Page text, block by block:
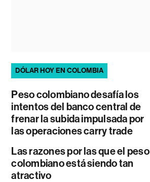
DÓLAR HOY EN COLOMBIA
Peso colombiano desafía los
intentos del banco central de
frenar la subida impulsada por
las operaciones carry trade
Las razones por las que el peso
colombiano está siendo tan
atractivo